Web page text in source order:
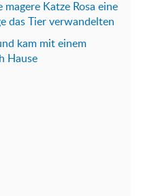
Katze Rosa eine
das Tier verwandelten
kam mit einem
Hause